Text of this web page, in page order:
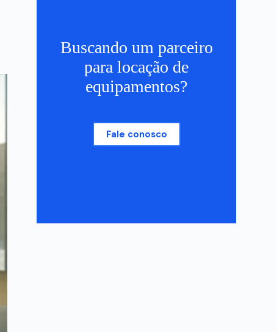
Buscando um parceiro
para locação de
equipamentos?
Fale conosco